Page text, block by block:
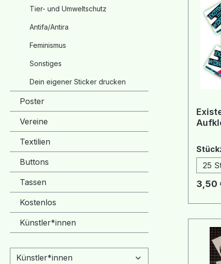
Tier- und Umweltschutz
Antifa/Antira
Feminismus
Sonstiges
Dein eigener Sticker drucken
Poster
Vereine
Textilien
Buttons
Tassen
Kostenlos
Künstler*innen
Künstler*innen
25
3,50